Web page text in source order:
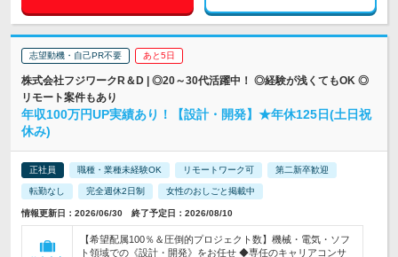
志望動機・自己PR不要 あと5日
株式会社フジワークR＆D | ◎20～30代活躍中！ ◎経験が浅くてもOK ◎
リモート案件もあり
年収100万円UP実績あり！【設計・開発】★年休125日(土日祝
休み)
正社員 職種・業種未経験OK リモートワーク可 第二新卒歓迎
転勤なし 完全週休2日制 女性のおしごと掲載中
情報更新日：2026/06/30 終了予定日：2026/08/10
【希望配属100％＆圧倒的プロジェクト数】機械・電気・ソフ
ト領域での《設計・開発》をお任せ ◆専任のキャリアコンサ